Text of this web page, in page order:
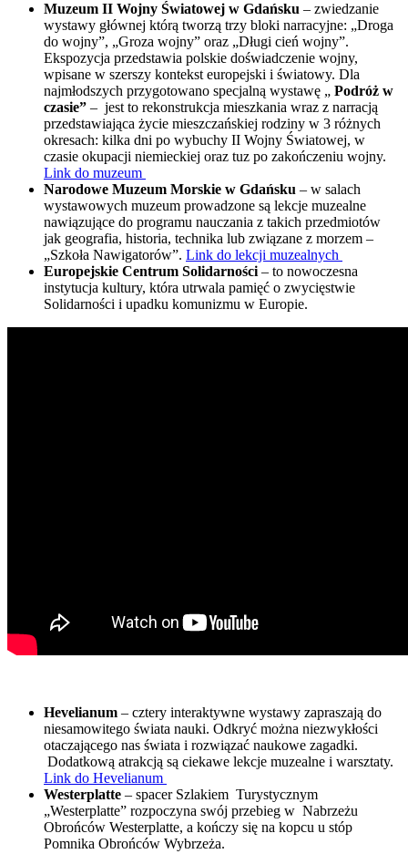
Muzeum II Wojny Światowej w Gdańsku – zwiedzanie
wystawy głównej którą tworzą trzy bloki narracyjne: „Droga
do wojny”, „Groza wojny” oraz „Długi cień wojny”.
Ekspozycja przedstawia polskie doświadczenie wojny,
wpisane w szerszy kontekst europejski i światowy. Dla
najmłodszych przygotowano specjalną wystawę „ Podróż w
czasie” – jest to rekonstrukcja mieszkania wraz z narracją
przedstawiająca życie mieszczańskiej rodziny w 3 różnych
okresach: kilka dni po wybuchy II Wojny Światowej, w
czasie okupacji niemieckiej oraz tuz po zakończeniu wojny.
Link do muzeum
Narodowe Muzeum Morskie w Gdańsku – w salach
wystawowych muzeum prowadzone są lekcje muzealne
nawiązujące do programu nauczania z takich przedmiotów
jak geografia, historia, technika lub związane z morzem –
„Szkoła Nawigatorów”. Link do lekcji muzealnych
Europejskie Centrum Solidarności – to nowoczesna
instytucja kultury, która utrwala pamięć o zwycięstwie
Solidarności i upadku komunizmu w Europie.
Hevelianum – cztery interaktywne wystawy zapraszają do
niesamowitego świata nauki. Odkryć można niezwykłości
otaczającego nas świata i rozwiązać naukowe zagadki.
Dodatkową atrakcją są ciekawe lekcje muzealne i warsztaty.
Link do Hevelianum
Westerplatte – spacer Szlakiem Turystycznym
„Westerplatte” rozpoczyna swój przebieg w Nabrzeżu
Obrońców Westerplatte, a kończy się na kopcu u stóp
Pomnika Obrońców Wybrzeża.